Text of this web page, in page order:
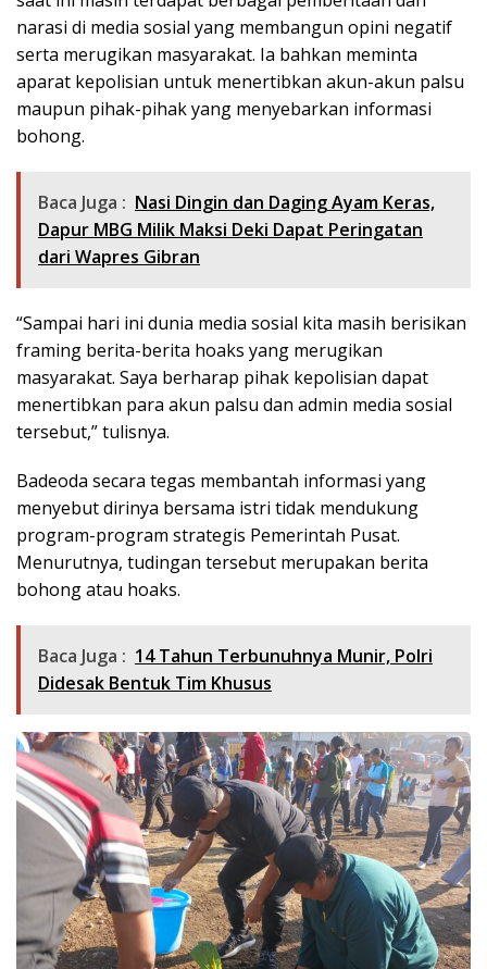
narasi di media sosial yang membangun opini negatif
serta merugikan masyarakat. Ia bahkan meminta
aparat kepolisian untuk menertibkan akun-akun palsu
maupun pihak-pihak yang menyebarkan informasi
bohong.
Baca Juga : Nasi Dingin dan Daging Ayam Keras,
Dapur MBG Milik Maksi Deki Dapat Peringatan
dari Wapres Gibran
“Sampai hari ini dunia media sosial kita masih berisikan
framing berita-berita hoaks yang merugikan
masyarakat. Saya berharap pihak kepolisian dapat
menertibkan para akun palsu dan admin media sosial
tersebut,” tulisnya.
Badeoda secara tegas membantah informasi yang
menyebut dirinya bersama istri tidak mendukung
program-program strategis Pemerintah Pusat.
Menurutnya, tudingan tersebut merupakan berita
bohong atau hoaks.
Baca Juga : 14 Tahun Terbunuhnya Munir, Polri
Didesak Bentuk Tim Khusus